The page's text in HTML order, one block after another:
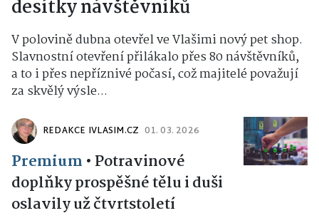
desítky návštěvníků
V polovině dubna otevřel ve Vlašimi nový pet shop.
Slavnostní otevření přilákalo přes 80 návštěvníků,
a to i přes nepříznivé počasí, což majitelé považují
za skvělý výsle...
REDAKCE IVLASIM.CZ 01. 03. 2026
Premium • Potravinové
doplňky prospěšné tělu i duši
oslavily už čtvrtstoletí